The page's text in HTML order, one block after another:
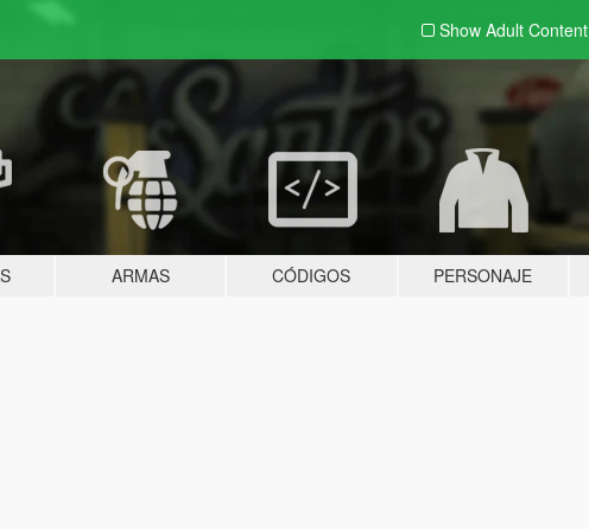
Show Adult Content
ARMAS CÓDIGOS PERSONAJE